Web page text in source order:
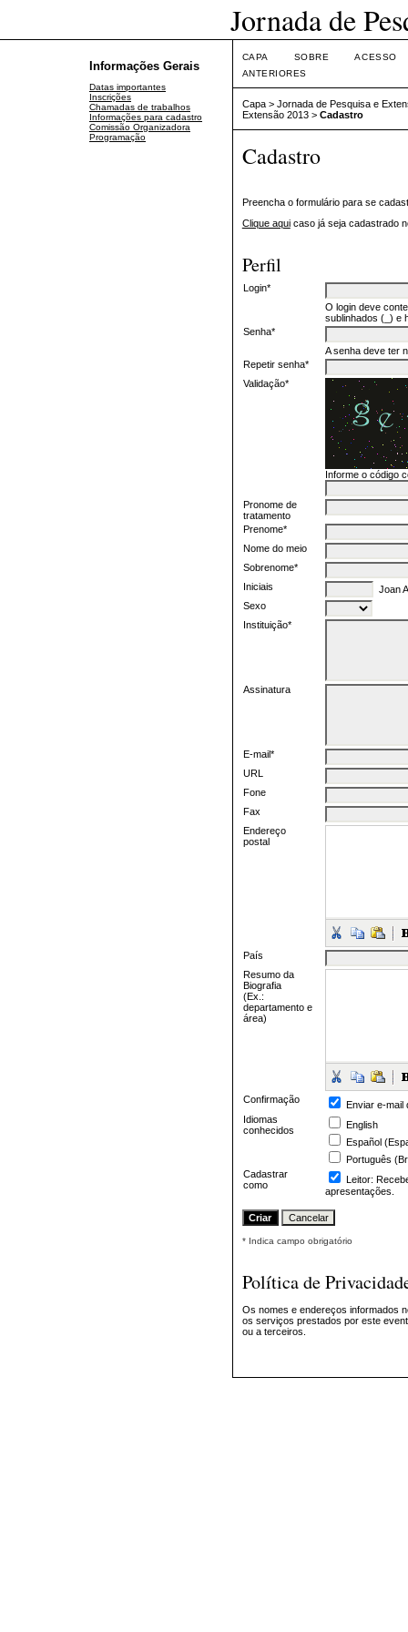
Jornada de
Informações Gerais
Datas importantes
Inscrições
Chamadas de trabalhos
Informações para cadastro
Comissão Organizadora
Programação
CAPA SOBRE
ACESSO
ANTERIORES
Capa> Jornada de Pesquisa e
Extensão 2013> Cadastro
Cadastro
Preencha o formulário para se
Clique aquicaso já seja cadastrado
Perfil
Login*
O login deve
sublinhados (_) e
Senha*
A senha deve ter
Repetir senha*
Validação*
Informe o código
Pronome de
tratamento
Prenome*
Nome do meio
Sobrenome*
Iniciais
Joan
Sexo
Instituição*
Assinatura
E-mail*
URL
Fone
Fax
Endereço
postal
País
Resumo da
Biografia
(Ex.:
departamento e
área)
Confirmação
Enviar e-mail
Idiomas
conhecidos
English
Español
Português
Cadastrar
como
Leitor:
apresentações.
* Indica campo obrigatório
Política de
Os nomes e endereços informados
os serviços prestados por este
ou a terceiros.